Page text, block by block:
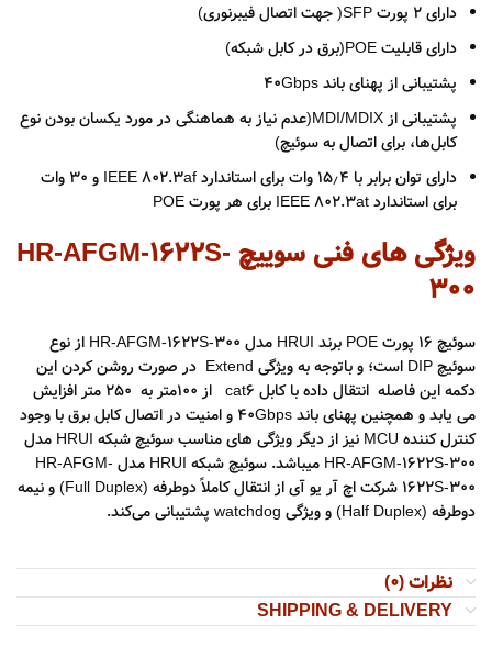
دارای ۲ پورت SFP( جهت اتصال فیبرنوری)
دارای قابلیت POE(برق در کابل شبکه)
پشتیبانی از پهنای باند ۴۰Gbps
پشتیبانی از MDI/MDIX(عدم نیاز به هماهنگی در مورد یکسان بودن نوع
کابل‌ها، برای اتصال به سوئیچ)
دارای توان برابر با ۱۵٫۴ وات برای استاندارد IEEE 802.3af و ۳۰ وات
برای استاندارد IEEE 802.3at برای هر پورت POE
ویژگی های فنی سوییچ HR-AFGM-1622S-
300
سوئیچ ۱۶ پورت POE برند HRUI مدل HR-AFGM-1622S-300 از نوع
سوئیچ DIP است؛ و باتوجه به ویژگی Extend در صورت روشن کردن این
دکمه این فاصله انتقال داده با کابل cat6 از ۱۰۰متر به ۲۵۰ متر افزایش
می یابد و همچنین پهنای باند 40Gbps و امنیت در اتصال کابل برق با وجود
کنترل کننده MCU نیز از دیگر ویژگی های مناسب سوئیچ شبکه HRUI مدل
HR-AFGM-1622S-300 میباشد. سوئیچ شبکه HRUI مدل HR-AFGM-
1622S-300 شرکت اچ آر یو آی از انتقال کاملاً دوطرفه (Full Duplex) و نیمه
دوطرفه (Half Duplex) و ویژگی watchdog پشتیبانی می‌کند.
نظرات (0)
SHIPPING & DELIVERY